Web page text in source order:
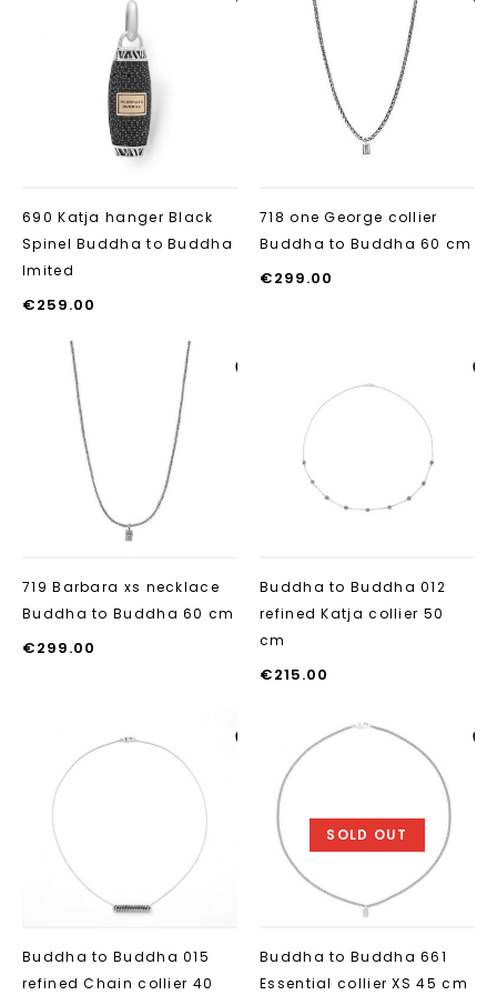
690 Katja hanger Black
Spinel Buddha to Buddha
Imited
€259.00
718 one George collier
Buddha to Buddha 60 cm
€299.00
719 Barbara xs necklace
Buddha to Buddha 60 cm
€299.00
Buddha to Buddha 012
refined Katja collier 50
cm
€215.00
Buddha to Buddha 015
refined Chain collier 40
SOLD OUT
Buddha to Buddha 661
Essential collier XS 45 cm